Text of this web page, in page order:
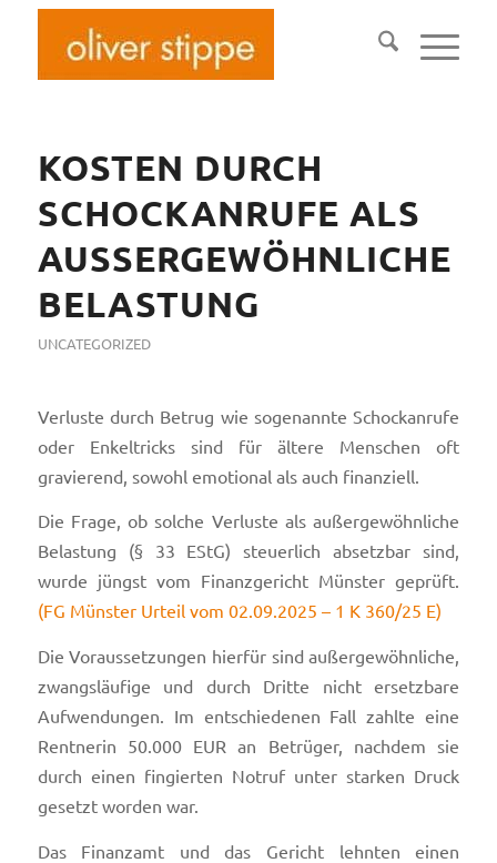
KOSTEN DURCH
SCHOCKANRUFE ALS
AUSSERGEWÖHNLICHE B
ELASTUNG
UNCATEGORIZED
Verluste durch Betrug wie sogenannte Schockanrufe
oder Enkeltricks sind für ältere Menschen oft
gravierend, sowohl emotional als auch finanziell.
Die Frage, ob solche Verluste als außergewöhnliche
Belastung (§ 33 EStG) steuerlich absetzbar sind,
wurde jüngst vom Finanzgericht Münster geprüft.
(FG Münster Urteil vom 02.09.2025 – 1 K 360/25 E)
Die Voraussetzungen hierfür sind außergewöhnliche,
zwangsläufige und durch Dritte nicht ersetzbare
Aufwendungen. Im entschiedenen Fall zahlte eine
Rentnerin 50.000 EUR an Betrüger, nachdem sie
durch einen fingierten Notruf unter starken Druck
gesetzt worden war.
Das Finanzamt und das Gericht lehnten einen